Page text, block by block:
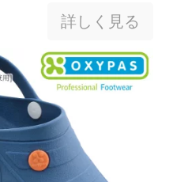
詳しく見る